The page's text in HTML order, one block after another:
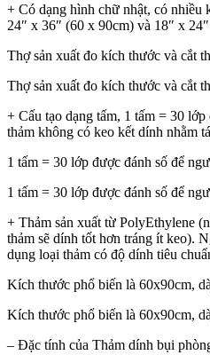
+ Có dạng hình chữ nhật, có nhiều
24″ x 36″ (60 x 90cm) và 18″ x
Thợ sản xuất đo kích thước và cắt
Thợ sản xuất đo kích thước và cắt
+ Cấu tạo dạng tấm, 1 tấm = 30
thảm không có keo kết dính nhằm
1 tấm = 30 lớp được đánh số để
1 tấm = 30 lớp được đánh số để
+ Thảm sản xuất từ PolyEthylene
thảm sẽ dính tốt hơn tráng ít keo).
dụng loại thảm có độ dính tiêu
Kích thước phổ biến là 60x90cm,
Kích thước phổ biến là 60x90cm,
– Đặc tính của Thảm dính bụi